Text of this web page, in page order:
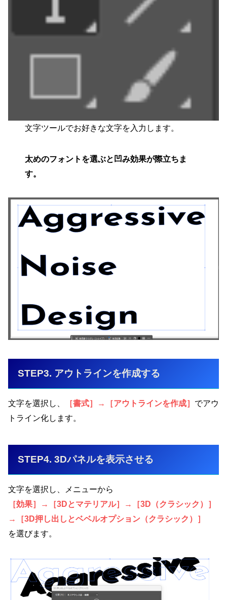
文字ツールでお好きな文字を入力します。
太めのフォントを選ぶと凹み効果が際立ちま
す。
STEP3. アウトラインを作成する
文字を選択し、 ［書式］→［アウトラインを作成］ でアウ
トライン化します。
STEP4. 3Dパネルを表示させる
文字を選択し、メニューから
［効果］→［3Dとマテリアル］→［3D（クラシック）］
→［3D押し出しとベベルオプション（クラシック）］
を選びます。